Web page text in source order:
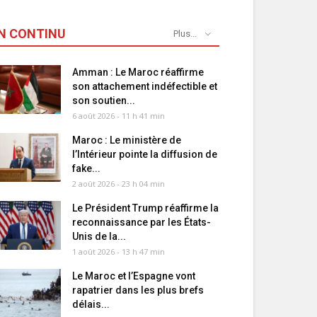
CONTINU Plus...
Amman : Le Maroc réaffirme
son attachement indéfectible et
son soutien...
6 août 2026 - 11 h 41 min
Maroc : Le ministère de
l’Intérieur pointe la diffusion de
fake...
2 août 2026 - 23 h 04 min
Le Président Trump réaffirme la
reconnaissance par les États-
Unis de la...
1 août 2026 - 13 h 47 min
Le Maroc et l’Espagne vont
rapatrier dans les plus brefs
délais...